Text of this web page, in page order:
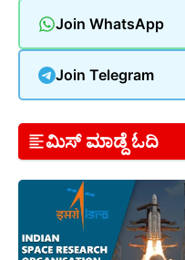
Join WhatsApp
Join Telegram
ಮಿಸ್ ಮಾಡ್ದೆ ಓದಿ